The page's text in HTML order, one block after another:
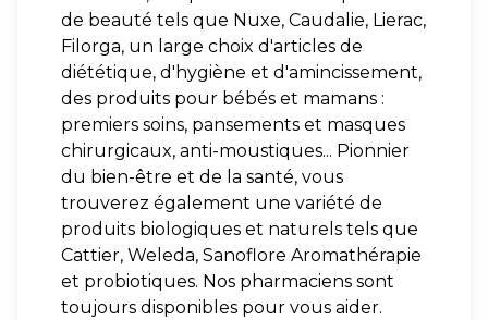
de beauté tels que Nuxe, Caudalie, Lierac,
Filorga, un large choix d'articles de
diététique, d'hygiène et d'amincissement,
des produits pour bébés et mamans :
premiers soins, pansements et masques
chirurgicaux, anti-moustiques... Pionnier
du bien-être et de la santé, vous
trouverez également une variété de
produits biologiques et naturels tels que
Cattier, Weleda, Sanoflore Aromathérapie
et probiotiques. Nos pharmaciens sont
toujours disponibles pour vous aider.